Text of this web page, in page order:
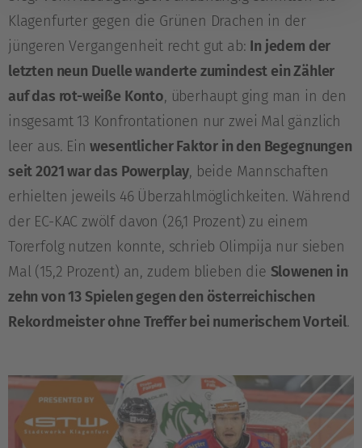
Klagenfurter gegen die Grünen Drachen in der
jüngeren Vergangenheit recht gut ab: In jedem der
letzten neun Duelle wanderte zumindest ein Zähler
auf das rot-weiße Konto, überhaupt ging man in den
insgesamt 13 Konfrontationen nur zwei Mal gänzlich
leer aus. Einwesentlicher Faktor in den Begegnungen
seit 2021 war das Powerplay, beide Mannschaften
erhielten jeweils 46 Überzahlmöglichkeiten. Während
der EC-KAC zwölf davon (26,1 Prozent) zu einem
Torerfolg nutzen konnte, schrieb Olimpija nur sieben
Mal (15,2 Prozent) an, zudem blieben die Slowenen in
zehn von 13 Spielen gegen den österreichischen
Rekordmeister ohne Treffer bei numerischem Vorteil.